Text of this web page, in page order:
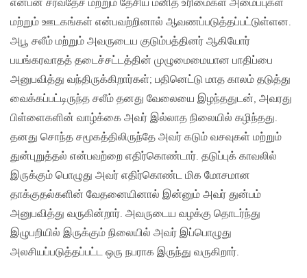
என்பன சர்வதேச மற்றும் தேசிய மனித உரிமைகள் அமைப்புகள்
மற்றும் ஊடகங்கள் என்பவற்றினால் ஆவணப்படுத்தப்பட்டுள்ளன.
அபூ சலீம் மற்றும் அவருடைய குடும்பத்தினர் ஆகியோர்
பயங்கரவாதத் தடைச்சட்டத்தின் முழுமைமையான பாதிப்பை
அனுபவித்து வந்திருக்கிறார்கள்; பதினெட்டு மாத காலம் தடுத்து
வைக்கப்பட்டிருந்த சலீம் தனது வேலையை இழந்ததுடன், அவரது
பிள்ளைகளின் வாழ்க்கை அவர் இல்லாத நிலையில் கழிந்தது.
தனது சொந்த சமூகத்திலிருந்தே அவர் கடும் வசவுகள் மற்றும்
துன்புறுத்தல் என்பவற்றை எதிர்கொண்டார். தடுப்புக் காவலில்
இருக்கும் பொழுது அவர் எதிர்கொண்ட மிக மோசமான
தாக்குதல்களின் வேதனையினால் இன்னும் அவர் துன்பம்
அனுபவித்து வருகின்றார். அவருடைய வழக்கு தொடர்ந்து
இழுபறியில் இருக்கும் நிலையில் அவர் இப்பொழுது
அலசியப்படுத்தப்பட்ட ஒரு நபராக இருந்து வருகிறார்.